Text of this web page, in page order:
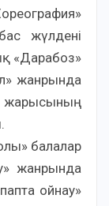
жүлдені
«Дарабоз»
жанрында
жарысының
балалар
жанрында
ойнау»